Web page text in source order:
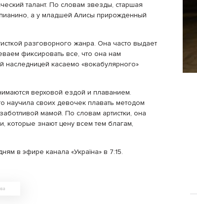
талант. По словам звезды, старшая
а у младшей Алисы прирожденный
разговорного жанра. Она часто выдает
фиксировать все, что она нам
наследницей касаемо «вокабулярного»
верховой ездой и плаванием.
научила своих девочек плавать методом
мамой. По словам артистки, она
которые знают цену всем тем благам,
в эфире канала «Україна» в 7:15.